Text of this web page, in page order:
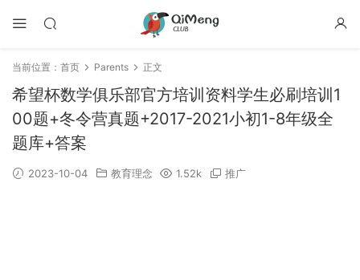
当前位置： 首页 Parents 正文
希望杯数学俱乐部官方培训资料学生必刷培训1
00题+冬令营真题+2017-2021小初1-8年级全
题库+答案
2023-10-04 教育理念 1.52k 推广